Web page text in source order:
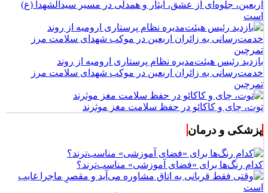
اربعین، جلوه‌ای از عشق، ایثار و همدلی در مسیر سیدالشهدا (ع)
است
بازدید رئیس هیئت‌مدیره نظام پرستاری ارومیه از روند
خدمت‌رسانی به زائران اربعین در موکب شهدای سلامت مرز
تمرچین
توت، چای و کاکائو در حفظ سلامت مغز موثرند
پزشکی و درمان
کدام رنگ‌ها برای «فضای آموزشی» مناسب‌ترند؟